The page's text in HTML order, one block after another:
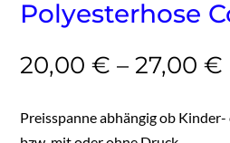
Polyesterhose
20,00€ –27,00€
Preisspanne abhängig ob